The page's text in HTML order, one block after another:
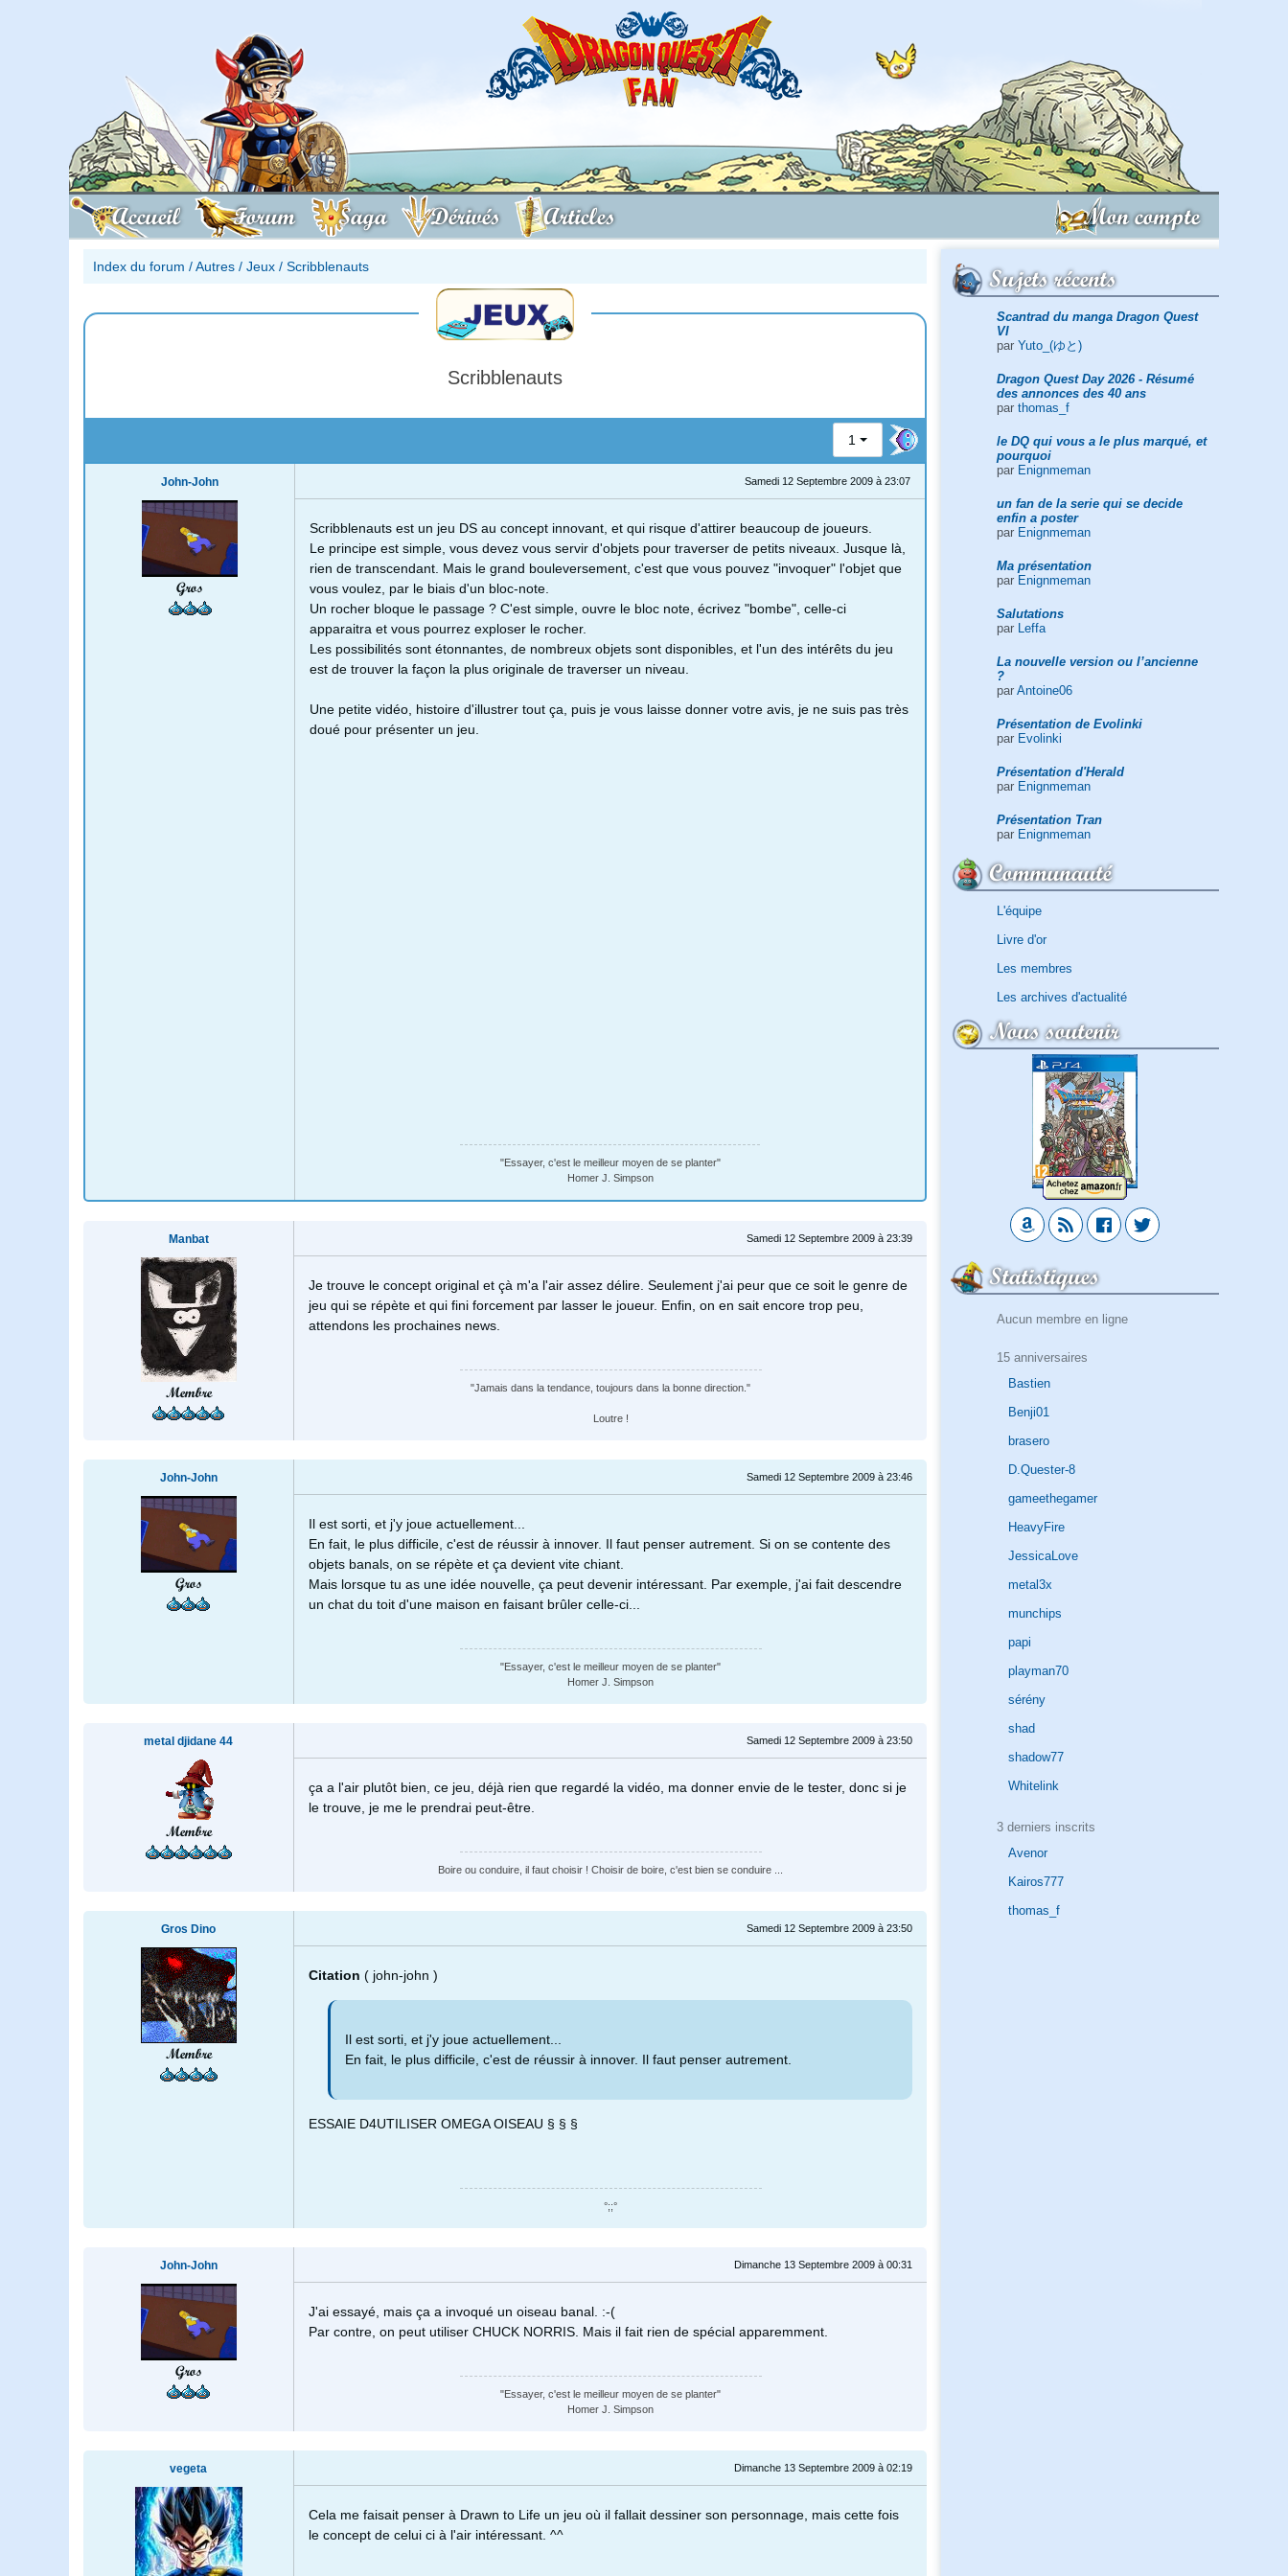
Accueil Forum Saga Dérivés Articles Mon compte
Sujets récents
Scantrad du manga Dragon Quest
VI
par Yuto_(ゆと)
Dragon Quest Day 2026 - Résumé
des annonces des 40 ans
par thomas_f
le DQ qui vous a le plus marqué, et
pourquoi
par Enignmeman
un fan de la serie qui se decide
enfin a poster
par Enignmeman
Ma présentation
par Enignmeman
Salutations
par
Leffa
La nouvelle version ou l’ancienne
?
par Antoine06
Présentation de Evolinki
par Evolinki
Présentation d'Herald
par Enignmeman
Présentation Tran
par Enignmeman
Communauté
L'équipe
Livre d'or
Les membres
Les archives d'actualité
Nous soutenir
Statistiques
Aucun membre en ligne
15 anniversaires
Bastien
Benji01
brasero
D.Quester-8
gameethegamer
HeavyFire
JessicaLove
metal3x
munchips
papi
playman70
sérény
shad
shadow77
Whitelink
3 derniers inscrits
Avenor
Kairos777
thomas_f
Index du forum /Autres / Jeux / Scribblenauts
Scribblenauts
1
John-John
Gros
Samedi 12 Septembre 2009 à 23:07
Scribblenauts est un jeu DS au concept innovant, et qui risque d'attirer beaucoup de joueurs.
Le principe est simple, vous devez vous servir d'objets pour traverser de petits niveaux. Jusque là,
rien de transcendant. Mais le grand bouleversement, c'est que vous pouvez "invoquer" l'objet que
vous voulez, par le biais d'un bloc-note.
Un rocher bloque le passage ? C'est simple, ouvre le bloc note, écrivez "bombe", celle-ci
apparaitra et vous pourrez exploser le rocher.
Les possibilités sont étonnantes, de nombreux objets sont disponibles, et l'un des intérêts du jeu
est de trouver la façon la plus originale de traverser un niveau.
Une petite vidéo, histoire d'illustrer tout ça, puis je vous laisse donner votre avis, je ne suis pas très
doué pour présenter un jeu.
"Essayer, c'est le meilleur moyen de se planter"
Homer J. Simpson
Manbat
Membre
Samedi 12 Septembre 2009 à 23:39
Je trouve le concept original et çà m'a l'air assez délire. Seulement j'ai peur que ce soit le genre de
jeu qui se répète et qui fini forcement par lasser le joueur. Enfin, on en sait encore trop peu,
attendons les prochaines news.
"Jamais dans la tendance, toujours dans la bonne direction."
Loutre !
John-John
Gros
Samedi 12 Septembre 2009 à 23:46
Il est sorti, et j'y joue actuellement...
En fait, le plus difficile, c'est de réussir à innover. Il faut penser autrement. Si on se contente des
objets banals, on se répète et ça devient vite chiant.
Mais lorsque tu as une idée nouvelle, ça peut devenir intéressant. Par exemple, j'ai fait descendre
un chat du toit d'une maison en faisant brûler celle-ci...
"Essayer, c'est le meilleur moyen de se planter"
Homer J. Simpson
metal djidane 44
Membre
Samedi 12 Septembre 2009 à 23:50
ça a l'air plutôt bien, ce jeu, déjà rien que regardé la vidéo, ma donner envie de le tester, donc si je
le trouve, je me le prendrai peut-être.
Boire ou conduire, il faut choisir ! Choisir de boire, c'est bien se conduire ...
Gros Dino
Membre
Samedi 12 Septembre 2009 à 23:50
Citation ( john-john )
Il est sorti, et j'y joue actuellement...
En fait, le plus difficile, c'est de réussir à innover. Il faut penser autrement.
ESSAIE D4UTILISER OMEGA OISEAU § § §
°;;°
John-John
Gros
Dimanche 13 Septembre 2009 à 00:31
J'ai essayé, mais ça a invoqué un oiseau banal. :-(
Par contre, on peut utiliser CHUCK NORRIS. Mais il fait rien de spécial apparemment.
"Essayer, c'est le meilleur moyen de se planter"
Homer J. Simpson
vegeta Dimanche 13 Septembre 2009 à 02:19
Cela me faisait penser à Drawn to Life un jeu où il fallait dessiner son personnage, mais cette fois
le concept de celui ci à l'air intéressant. ^^